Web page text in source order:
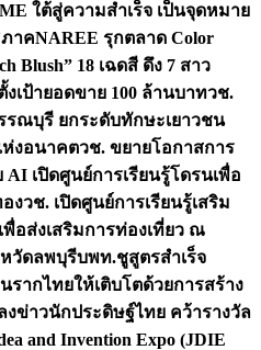
ใต้สู่ความสำเร็จ เป็นจุดหมาย
าคNAREE รุกตลาด Color
Blush” 18 เฉดสี ดึง 7 สาว
งเป้ายอดขาย 100 ล้านบาทวช.
รณบุรี ยกระดับทักษะเยาวชน
งอนาคตวช. ขยายโอกาสการ
AI เปิดศูนย์การเรียนรู้โดรนเพื่อ
งวช. เปิดศูนย์การเรียนรู้เสริม
อส่งเสริมการท่องเที่ยว ณ
วัดลพบุรีบพท.ชูสูตรสำเร็จ
รากไทยให้เติบโตด้วยการสร้าง
งข่าวนักประดิษฐ์ไทย คว้ารางวัล
and Invention Expo (JDIE